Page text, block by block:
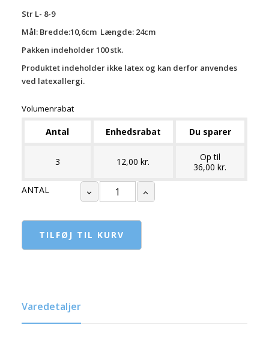
Str L- 8-9
Mål: Bredde:10,6cm Længde: 24cm
Pakken indeholder 100 stk.
Produktet indeholder ikke latex og kan derfor anvendes
ved latexallergi.
Volumenrabat
Antal Enhedsrabat Du sparer
3 12,00 kr.
Op til
36,00 kr.
ANTAL
TILFØJ TIL KURV
Varedetaljer